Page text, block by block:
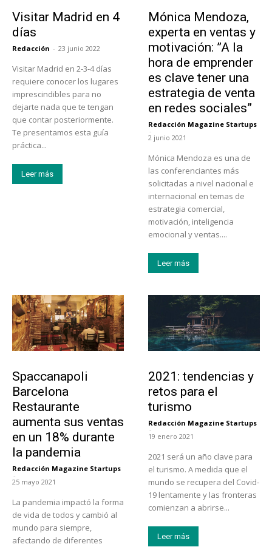
Visitar Madrid en 4
días
Redacción - 23 junio 2022
Visitar Madrid en 2-3-4 días
requiere conocer los lugares
imprescindibles para no
dejarte nada que te tengan
que contar posteriormente.
Te presentamos esta guía
práctica...
Leer más
Mónica Mendoza,
experta en ventas y
motivación: ”A la
hora de emprender
es clave tener una
estrategia de venta
en redes sociales”
Redacción Magazine Startups
-
2 junio 2021
Mónica Mendoza es una de
las conferenciantes más
solicitadas a nivel nacional e
internacional en temas de
estrategia comercial,
motivación, inteligencia
emocional y ventas....
Leer más
Spaccanapoli
Barcelona
Restaurante
aumenta sus ventas
en un 18% durante
la pandemia
Redacción Magazine Startups
-
25 mayo 2021
La pandemia impactó la forma
de vida de todos y cambió al
mundo para siempre,
afectando de diferentes
2021: tendencias y
retos para el
turismo
Redacción Magazine Startups
-
19 enero 2021
2021 será un año clave para
el turismo. A medida que el
mundo se recupera del Covid-
19 lentamente y las fronteras
comienzan a abrirse...
Leer más